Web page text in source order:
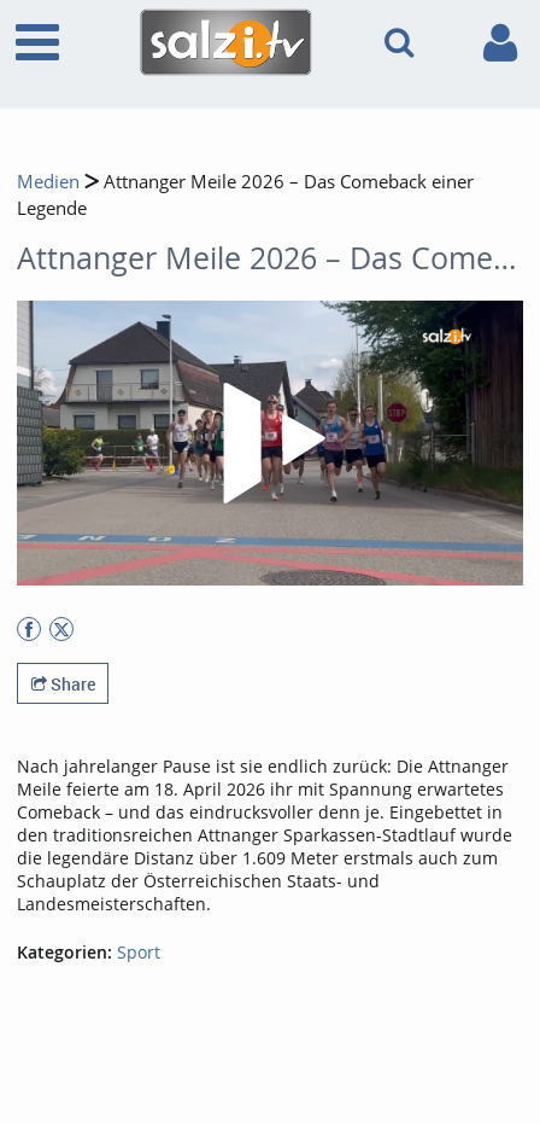
Medien
Attnanger Meile 2026 – Das Comeback einer
Legende
Attnanger Meile 2026 – Das Comeback einer Legende
Share
Nach jahrelanger Pause ist sie endlich zurück: Die Attnanger
Meile feierte am 18. April 2026 ihr mit Spannung erwartetes
Comeback – und das eindrucksvoller denn je. Eingebettet in
den traditionsreichen Attnanger Sparkassen-Stadtlauf wurde
die legendäre Distanz über 1.609 Meter erstmals auch zum
Schauplatz der Österreichischen Staats- und
Landesmeisterschaften.
Kategorien: Sport